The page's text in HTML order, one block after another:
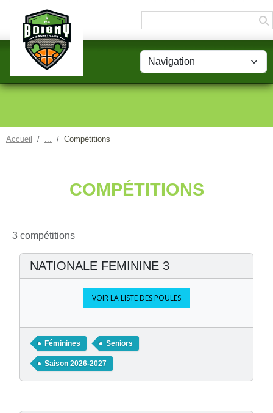
Accueil Compétitions
COMPÉTITIONS
3 compétitions
NATIONALE FEMININE 3
VOIR LA LISTE DES POULES
Féminines Seniors
Saison 2026-2027
Panneau de gestion des cookies